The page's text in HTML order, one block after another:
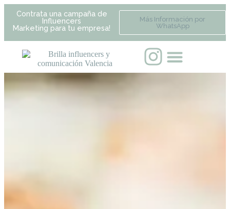
Contrata una campaña de
Influencers
Marketing para tu empresa!
Más Información por
WhatsApp